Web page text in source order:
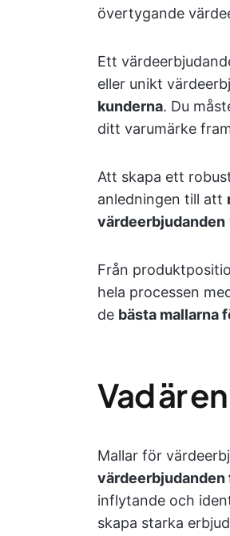
övertygande
Ett
eller unikt
kunderna. Du
ditt varumärke
Att skapa ett
anledningen till att
värdeerbjudanden
Från
hela processen
de bästa mallarna
Vad är
Mallar för
värdeerbjudanden
inflytande och
skapa starka